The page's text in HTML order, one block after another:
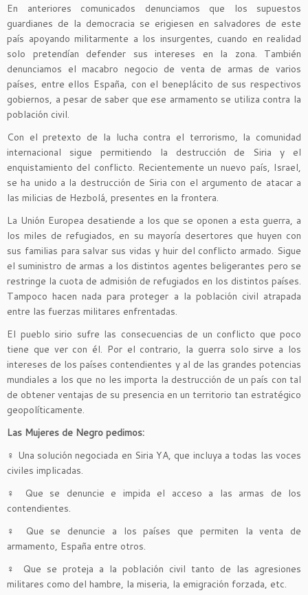
En anteriores comunicados denunciamos que los supuestos
guardianes de la democracia se erigiesen en salvadores de este
país apoyando militarmente a los insurgentes, cuando en realidad
solo pretendían defender sus intereses en la zona. También
denunciamos el macabro negocio de venta de armas de varios
países, entre ellos España, con el beneplácito de sus respectivos
gobiernos, a pesar de saber que ese armamento se utiliza contra la
población civil.
Con el pretexto de la lucha contra el terrorismo, la comunidad
internacional sigue permitiendo la destrucción de Siria y el
enquistamiento del conflicto. Recientemente un nuevo país, Israel,
se ha unido a la destrucción de Siria con el argumento de atacar a
las milicias de Hezbolá, presentes en la frontera.
La Unión Europea desatiende a los que se oponen a esta guerra, a
los miles de refugiados, en su mayoría desertores que huyen con
sus familias para salvar sus vidas y huir del conflicto armado. Sigue
el suministro de armas a los distintos agentes beligerantes pero se
restringe la cuota de admisión de refugiados en los distintos países.
Tampoco hacen nada para proteger a la población civil atrapada
entre las fuerzas militares enfrentadas.
El pueblo sirio sufre las consecuencias de un conflicto que poco
tiene que ver con él. Por el contrario, la guerra solo sirve a los
intereses de los países contendientes y al de las grandes potencias
mundiales a los que no les importa la destrucción de un país con tal
de obtener ventajas de su presencia en un territorio tan estratégico
geopolíticamente.
Las Mujeres de Negro pedimos:
♀ Una solución negociada en Siria YA, que incluya a todas las voces
civiles implicadas.
♀
Que se denuncie e impida el acceso a las armas de los
contendientes.
♀
Que se denuncie a los países que permiten la venta de
armamento, España entre otros.
♀
Que se proteja a la población civil tanto de las agresiones
militares como del hambre, la miseria, la emigración forzada, etc.